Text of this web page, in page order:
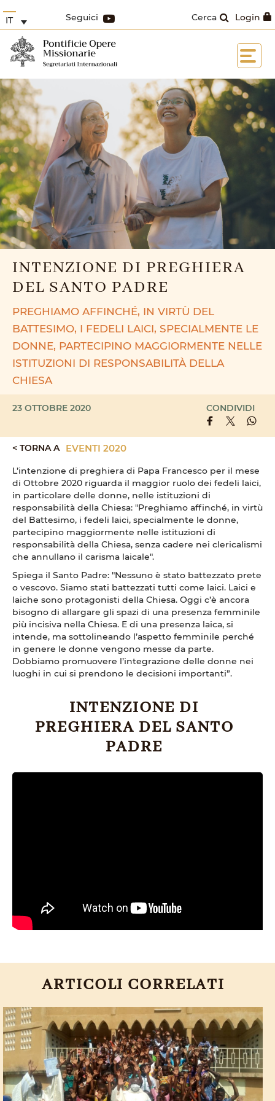
Login
Cerca
Seguici
IT
INTENZIONE DI PREGHIERA
DEL SANTO PADRE
PREGHIAMO AFFINCHÉ, IN VIRTÙ DEL
BATTESIMO, I FEDELI LAICI, SPECIALMENTE LE
DONNE, PARTECIPINO MAGGIORMENTE NELLE
ISTITUZIONI DI RESPONSABILITÀ DELLA
CHIESA
23 OTTOBRE 2020 CONDIVIDI
< TORNA A EVENTI 2020
L’intenzione di preghiera di Papa Francesco per il mese
di Ottobre 2020 riguarda il maggior ruolo dei fedeli laici,
in particolare delle donne, nelle istituzioni di
responsabilità della Chiesa: "Preghiamo affinché, in virtù
del Battesimo, i fedeli laici, specialmente le donne,
partecipino maggiormente nelle istituzioni di
responsabilità della Chiesa, senza cadere nei clericalismi
che annullano il carisma laicale".
Spiega il Santo Padre: "Nessuno è stato battezzato prete
o vescovo. Siamo stati battezzati tutti come laici. Laici e
laiche sono protagonisti della Chiesa. Oggi c’è ancora
bisogno di allargare gli spazi di una presenza femminile
più incisiva nella Chiesa. E di una presenza laica, si
intende, ma sottolineando l’aspetto femminile perché
in genere le donne vengono messe da parte.
Dobbiamo promuovere l’integrazione delle donne nei
luoghi in cui si prendono le decisioni importanti”.
INTENZIONE DI
PREGHIERA DEL SANTO
PADRE
ARTICOLI CORRELATI